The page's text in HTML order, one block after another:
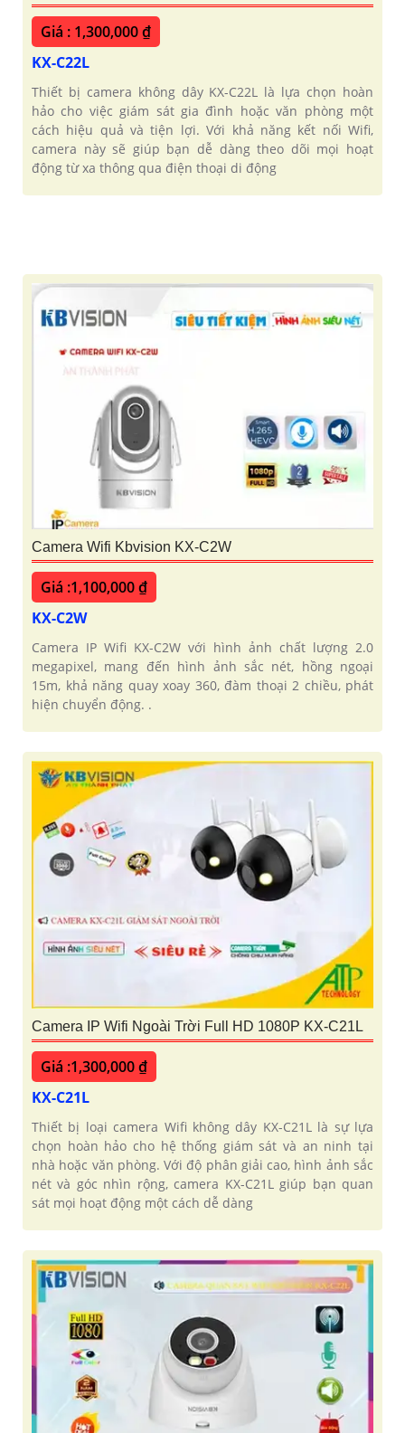
Giá : 1,300,000 ₫
KX-C22L
Thiết bị camera không dây KX-C22L là lựa chọn hoàn
hảo cho việc giám sát gia đình hoặc văn phòng một
cách hiệu quả và tiện lợi. Với khả năng kết nối Wifi,
camera này sẽ giúp bạn dễ dàng theo dõi mọi hoạt
động từ xa thông qua điện thoại di động
Camera Wifi Kbvision KX-C2W
Giá :1,100,000 ₫
KX-C2W
Camera IP Wifi KX-C2W với hình ảnh chất lượng 2.0
megapixel, mang đến hình ảnh sắc nét, hồng ngoại
15m, khả năng quay xoay 360, đàm thoại 2 chiều, phát
hiện chuyển động. .
Camera IP Wifi Ngoài Trời Full HD 1080P KX-C21L
Giá :1,300,000 ₫
KX-C21L
Thiết bị loại camera Wifi không dây KX-C21L là sự lựa
chọn hoàn hảo cho hệ thống giám sát và an ninh tại
nhà hoặc văn phòng. Với độ phân giải cao, hình ảnh sắc
nét và góc nhìn rộng, camera KX-C21L giúp bạn quan
sát mọi hoạt động một cách dễ dàng